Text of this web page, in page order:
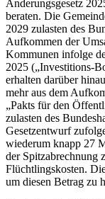
Änderungsgesetz
beraten. Die
2029 zulasten des
Aufkommen der
Kommunen infolge
2025 („Investitions-
erhalten darüber
mehr aus dem
„Pakts für den
zulasten des
Gesetzentwurf
wiederum knapp 27
der Spitzabrechnung
Flüchtlingskosten.
um diesen Betrag zu